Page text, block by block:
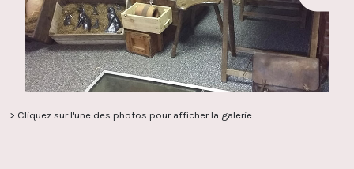
> Cliquez sur l'une des photos pour afficher la galerie